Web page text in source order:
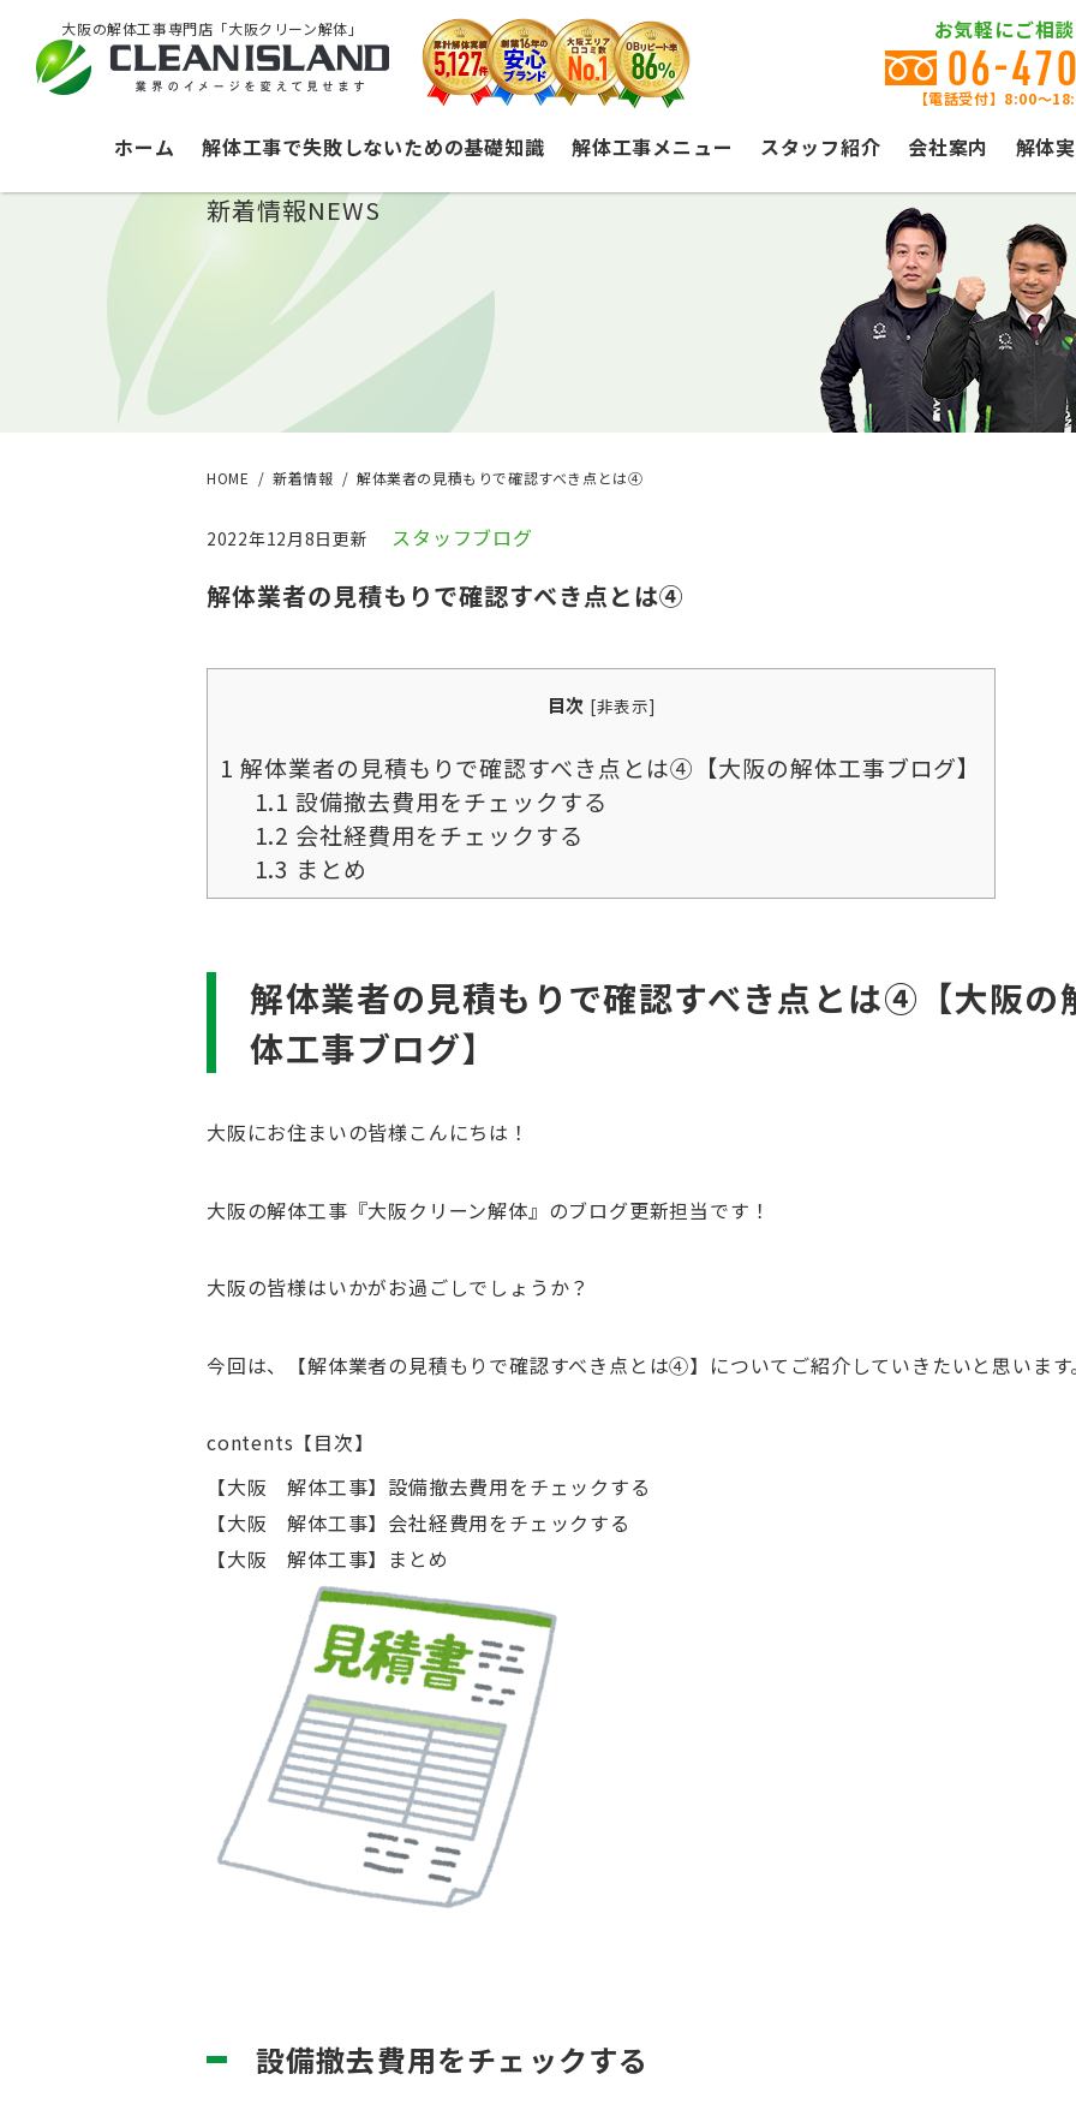
大阪の解体工事専門店「大阪クリーン解体」 お気軽にご相
06-
【電話受付】8:00〜
ホーム 解体工事で失敗しないための基礎知識 解体工事メニュー スタッフ紹介 会社案内 解体
新着情報NEWS
HOME 新着情報 解体業者の見積もりで確認すべき点とは④
2022年12月8日更新 スタッフブログ
解体業者の見積もりで確認すべき点とは④
目次 [非表示]
1 解体業者の見積もりで確認すべき点とは④【大阪の解体工事ブログ】
1.1 設備撤去費用をチェックする
1.2 会社経費用をチェックする
1.3 まとめ
解体業者の見積もりで確認すべき点とは④ 【大阪の
体工事ブログ】
大阪にお住まいの皆様こんにちは！
大阪の解体工事『大阪クリーン解体』のブログ更新担当です！
大阪の皆様はいかがお過ごしでしょうか？
今回は、【解体業者の見積もりで確認すべき点とは④】についてご紹介していきたいと思います
contents【目次】
【大阪 解体工事】設備撤去費用をチェックする
【大阪 解体工事】会社経費用をチェックする
【大阪 解体工事】まとめ
設備撤去費用をチェックする